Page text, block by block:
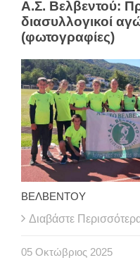
Α.Σ. Βελβεντού:
διασυλλογικοί
(φωτογραφίες)
ΒΕΛΒΕΝΤΟΥ
Διαβάστε
05 Οκτώβριος 2025